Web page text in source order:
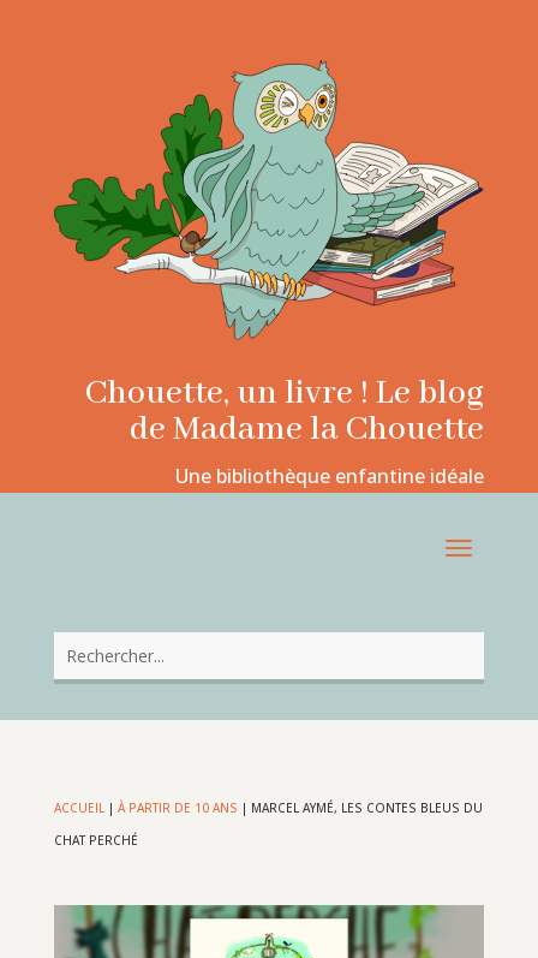
Chouette, un livre ! Le blog
de Madame la Chouette
Une bibliothèque enfantine idéale
ACCUEIL| À PARTIR DE 10 ANS | MARCEL AYMÉ, LES CONTES BLEUS DU
CHAT PERCHÉ